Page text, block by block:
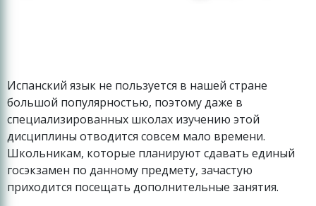
Испанский язык не пользуется в нашей стране
большой популярностью, поэтому даже в
специализированных школах изучению этой
дисциплины отводится совсем мало времени.
Школьникам, которые планируют сдавать единый
госэкзамен по данному предмету, зачастую
приходится посещать дополнительные занятия.